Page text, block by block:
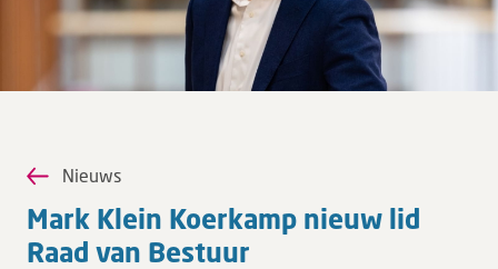
Leren
MijnDZNieuws
Mark Klein Koer­kamp nieuw lid
Raad van Bestuur